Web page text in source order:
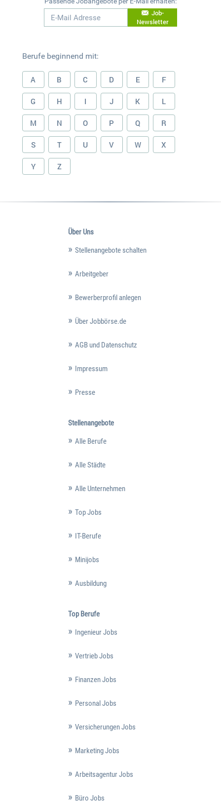
Job-
Newsletter
Berufe beginnend mit:
A B C D E F
G H I J K L
M N O P Q R
S T U V W X
Y Z
Über Uns
Stellenangebote schalten
Arbeitgeber
Bewerberprofil anlegen
Über Jobbörse.de
AGB und Datenschutz
Impressum
Presse
Stellenangebote
Alle Berufe
Alle Städte
Alle Unternehmen
Top Jobs
IT-Berufe
Minijobs
Ausbildung
Top Berufe
Ingenieur Jobs
Vertrieb Jobs
Finanzen Jobs
Personal Jobs
Versicherungen Jobs
Marketing Jobs
Arbeitsagentur Jobs
Büro Jobs